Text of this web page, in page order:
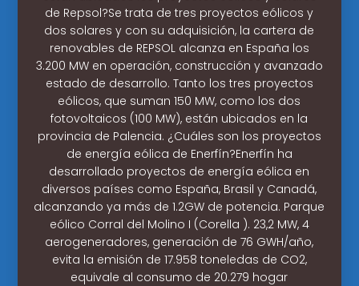
de Repsol?Se trata de tres proyectos eólicos y
dos solares y con su adquisición, la cartera de
renovables de REPSOL alcanza en España los
3.200 MW en operación, construcción y avanzado
estado de desarrollo. Tanto los tres proyectos
eólicos, que suman 150 MW, como los dos
fotovoltaicos (100 MW), están ubicados en la
provincia de Palencia. ¿Cuáles son los proyectos
de energía eólica de Enerfín?Enerfín ha
desarrollado proyectos de energía eólica en
diversos países como España, Brasil y Canadá,
alcanzando ya más de 1.2GW de potencia. Parque
eólico Corral del Molino I (Corella ). 23,2 MW, 4
aerogeneradores, generación de 76 GWH/año,
evita la emisión de 17.958 toneledas de CO2,
equivale al consumo de 20.279 hogar